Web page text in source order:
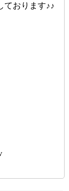
ております♪♪